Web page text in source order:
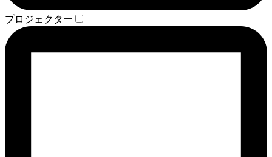
プロジェクター